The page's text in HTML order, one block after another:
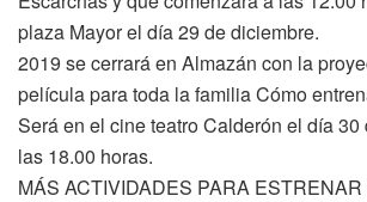
plaza Mayor el día 29 de diciembre.
2019 se cerrará en Almazán con la
película para toda la familia Cómo
Será en el cine teatro Calderón el día
las 18.00 horas.
MÁS ACTIVIDADES PARA